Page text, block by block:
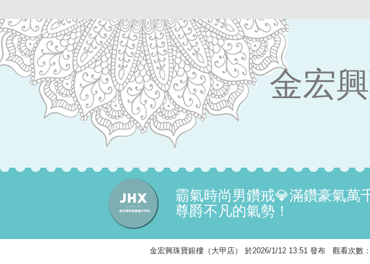
金宏
霸氣時尚男鑽戒💎滿鑽豪氣萬
尊爵不凡的氣勢！
金宏興珠寶銀樓（大甲店） 於2026/1/12 13:51 發布 觀看次數